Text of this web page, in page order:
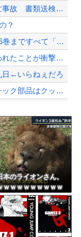
【緊急速報】NYで警官が黒人男性の首を絞め、暴動第二波不可避へ
by livedoor 相互RSS
【広島】廿日市の中学野球部員死亡事故 書類送検の医師、別人のCT画像で診察した疑...
？
『さわらないで小手指くん』最新16巻まですべて「50％ポイント還元」セール！5,...
彼女と結婚の話をしていた時に言われたことが衝撃だった
←いらねぇだろ
【動画】中国製の自動車、プラスチック部品はクッキーのように脆い
【動画】タイのティパンコーン王子が日本人女性とデートか？
日本旅行キャンセルすべきか…1万年ぶり史上最大級の火山の兆し＝韓国の反応
海外「おめでとうタキ！」リヴァプール南野がバースデーゴール！！
本のライオンさん、
ｗｗｗｗｗｗｗｗｗ